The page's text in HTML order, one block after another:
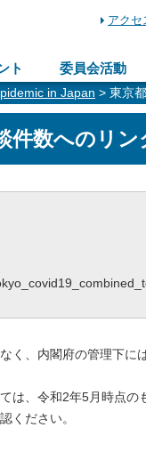
アクセ
ト 委員会活動
in Japan > 東京
件数へのリン
く、内閣府の管理下に
は、令和2年5月時点
ください。